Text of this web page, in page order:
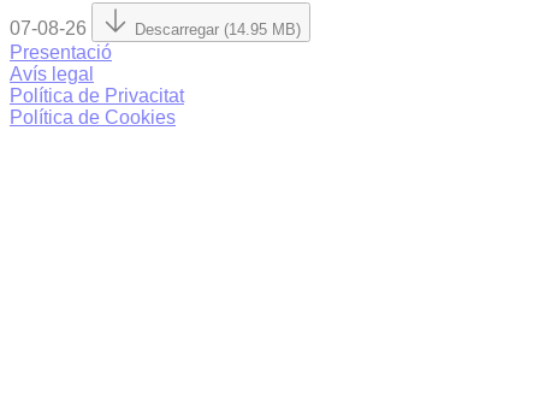
07-08-26 Descarregar (14.95 MB)
Presentació
Avís legal
Política de Privacitat
Política de Cookies